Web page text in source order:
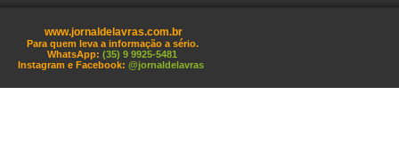
www.jornaldelavras.com.br
Para quem leva a informação a sério.
WhatsApp: (35) 9 9925-5481
Instagram e Facebook: @jornaldelavras